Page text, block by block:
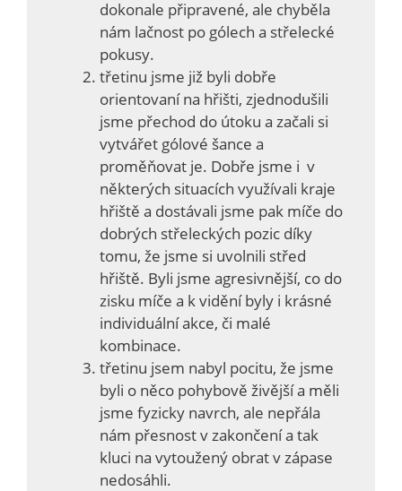
dokonale připravené, ale chyběla
nám lačnost po gólech a střelecké
pokusy.
třetinu jsme již byli dobře
orientovaní na hřišti, zjednodušili
jsme přechod do útoku a začali si
vytvářet gólové šance a
proměňovat je. Dobře jsme i v
některých situacích využívali kraje
hřiště a dostávali jsme pak míče do
dobrých střeleckých pozic díky
tomu, že jsme si uvolnili střed
hřiště. Byli jsme agresivnější, co do
zisku míče a k vidění byly i krásné
individuální akce, či malé
kombinace.
třetinu jsem nabyl pocitu, že jsme
byli o něco pohybově živější a měli
jsme fyzicky navrch, ale nepřála
nám přesnost v zakončení a tak
kluci na vytoužený obrat v zápase
nedosáhli.